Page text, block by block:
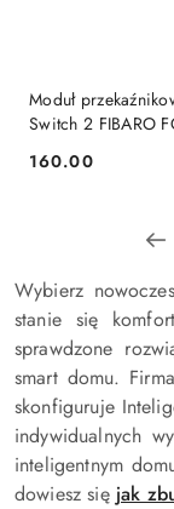
Moduł
Switch 2 FIBARO
Cena:
160.00
Wybierz
stanie się
sprawdzone
smart domu.
skonfiguruje
indywidualnych
inteligentnym
dowiesz się jak